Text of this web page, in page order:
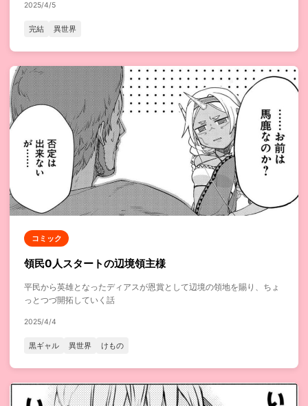
2025/4/5
完結 異世界
コミック
領民0人スタートの辺境領主様
平民から英雄となったディアスが恩賞として辺境の領地を賜り、ちょ
っとつづ開拓していく話
2025/4/4
黒ギャル 異世界 けもの